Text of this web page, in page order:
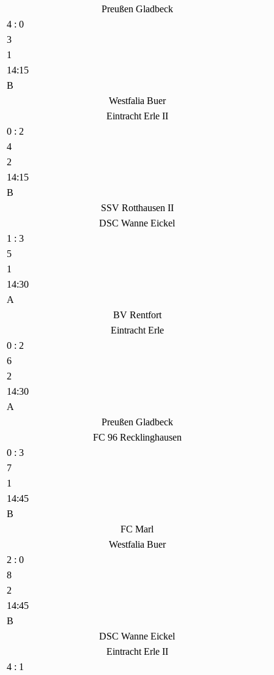
Preußen Gladbeck
4 : 0
3
1
14:15
B
Westfalia Buer
Eintracht Erle II
0 : 2
4
2
14:15
B
SSV Rotthausen II
DSC Wanne Eickel
1 : 3
5
1
14:30
A
BV Rentfort
Eintracht Erle
0 : 2
6
2
14:30
A
Preußen Gladbeck
FC 96 Recklinghausen
0 : 3
7
1
14:45
B
FC Marl
Westfalia Buer
2 : 0
8
2
14:45
B
DSC Wanne Eickel
Eintracht Erle II
4 : 1